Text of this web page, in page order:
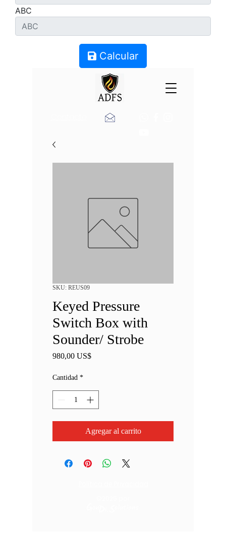
ABC
Calcular
SKU: REUS09
Keyed Pressure
Switch Box with
Sounder/ Strobe
980,00 US$Precio
Cantidad *
Agregar al carrito